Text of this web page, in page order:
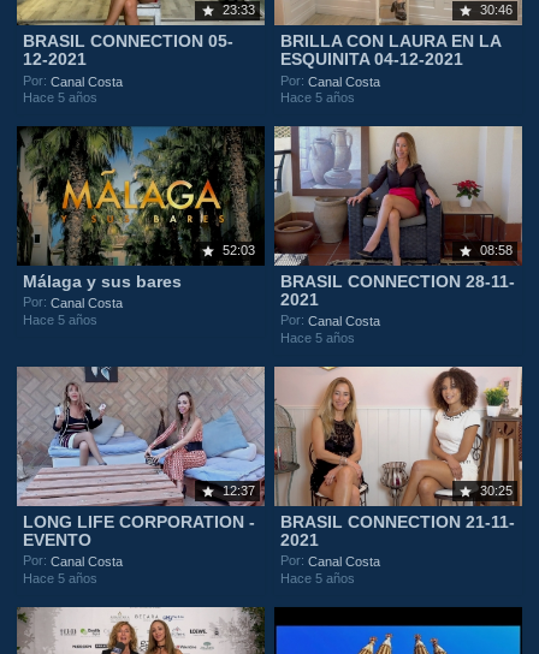
23:33
BRASIL CONNECTION 05-
12-2021
Por:Canal Costa
Hace 5 años
30:46
BRILLA CON LAURA EN LA
ESQUINITA 04-12-2021
Por:Canal Costa
Hace 5 años
52:03
Málaga y sus bares
Por:Canal Costa
Hace 5 años
08:58
BRASIL CONNECTION 28-11-
2021
Por:Canal Costa
Hace 5 años
12:37
LONG LIFE CORPORATION -
EVENTO
Por:Canal Costa
Hace 5 años
30:25
BRASIL CONNECTION 21-11-
2021
Por:Canal Costa
Hace 5 años